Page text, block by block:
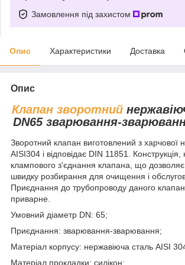
Замовлення під захистом
Опис Характеристики Доставка
Опис
Клапан зворотний
DN65 зварювання-
Зворотний клапан виготовлений з харчової
AISI304 і відповідає DIN 11851. Конструкція,
клампового з'єднання клапана, що
швидку розбирання для очищення і
Приєднання до трубопроводу даного
приварне.
Умовний діаметр DN: 65;
Приєднання: зварювання-зварювання;
Матеріал корпусу: нержавіюча сталь AISI
Матеріал прокладки: силікон;